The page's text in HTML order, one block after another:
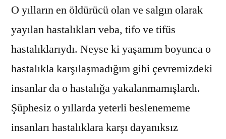
O yılların en öldürücü olan ve salgın olarak
yayılan hastalıkları veba, tifo ve tifüs
hastalıklarıydı. Neyse ki yaşamım boyunca o
hastalıkla karşılaşmadığım gibi çevremizdeki
insanlar da o hastalığa yakalanmamışlardı.
Şüphesiz o yıllarda yeterli beslenememe
insanları hastalıklara karşı dayanıksız